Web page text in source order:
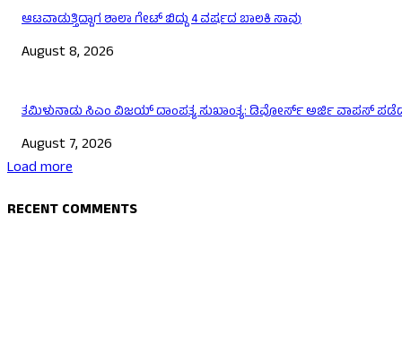
ಆಟವಾಡುತ್ತಿದ್ದಾಗ ಶಾಲಾ ಗೇಟ್‌ ಬಿದ್ದು 4 ವರ್ಷದ ಬಾಲಕಿ ಸಾವು
August 8, 2026
ತಮಿಳುನಾಡು ಸಿಎಂ ವಿಜಯ್‌ ದಾಂಪತ್ಯ ಸುಖಾಂತ್ಯ: ಡಿವೋರ್ಸ್‌ ಅರ್ಜಿ ವಾಪಸ್‌
August 7, 2026
Load more
RECENT COMMENTS